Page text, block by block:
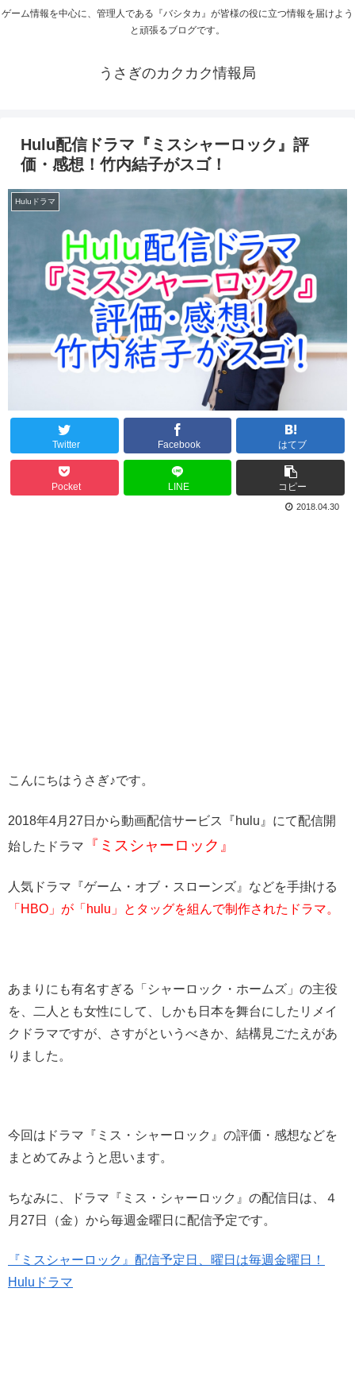
ゲーム情報を中心に、管理人である『バシタカ』が皆様の役に立つ情報を届けよう
と頑張るブログです。
うさぎのカクカク情報局
Hulu配信ドラマ『ミスシャーロック』評
価・感想！竹内結子がスゴ！
Huluドラマ
Twitter Facebook はてブ
Pocket LINE コピー
2018.04.30
こんにちはうさぎ♪です。
2018年4月27日から動画配信サービス『hulu』にて配信開
始したドラマ
『ミスシャーロック』
人気ドラマ『ゲーム・オブ・スローンズ』などを手掛ける
「HBO」が「hulu」とタッグを組んで制作されたドラマ。
あまりにも有名すぎる「シャーロック・ホームズ」の主役
を、二人とも女性にして、しかも日本を舞台にしたリメイ
クドラマですが、さすがというべきか、結構見ごたえがあ
りました。
今回はドラマ『ミス・シャーロック』の評価・感想などを
まとめてみようと思います。
ちなみに、ドラマ『ミス・シャーロック』の配信日は、４
月27日（金）から毎週金曜日に配信予定です。
『ミスシャーロック』配信予定日、曜日は毎週金曜日！
Huluドラマ